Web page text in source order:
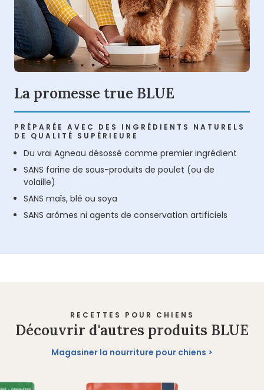
La promesse true BLUE
PRÉPARÉE AVEC DES INGRÉDIENTS NATURELS
DE QUALITÉ SUPÉRIEURE
Du vrai Agneau désossé comme premier ingrédient
SANS farine de sous-produits de poulet (ou de
volaille)
SANS maïs, blé ou soya
SANS arômes ni agents de conservation artificiels
RECETTES POUR CHIENS
Découvrir d'autres produits BLUE
Magasiner la nourriture pour chiens